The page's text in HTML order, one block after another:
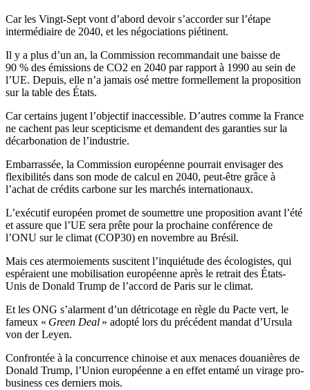
Car les Vingt-Sept vont d’abord devoir s’accorder sur l’étape
intermédiaire de 2040, et les négociations piétinent.
Il y a plus d’un an, la Commission recommandait une baisse de
90 % des émissions de CO2 en 2040 par rapport à 1990 au sein de
l’UE. Depuis, elle n’a jamais osé mettre formellement la proposition
sur la table des États.
Car certains jugent l’objectif inaccessible. D’autres comme la France
ne cachent pas leur scepticisme et demandent des garanties sur la
décarbonation de l’industrie.
Embarrassée, la Commission européenne pourrait envisager des
flexibilités dans son mode de calcul en 2040, peut-être grâce à
l’achat de crédits carbone sur les marchés internationaux.
L’exécutif européen promet de soumettre une proposition avant l’été
et assure que l’UE sera prête pour la prochaine conférence de
l’ONU sur le climat (COP30) en novembre au Brésil.
Mais ces atermoiements suscitent l’inquiétude des écologistes, qui
espéraient une mobilisation européenne après le retrait des États-
Unis de Donald Trump de l’accord de Paris sur le climat.
Et les ONG s’alarment d’un détricotage en règle du Pacte vert, le
fameux « Green Deal » adopté lors du précédent mandat d’Ursula
von der Leyen.
Confrontée à la concurrence chinoise et aux menaces douanières de
Donald Trump, l’Union européenne a en effet entamé un virage pro-
business ces derniers mois.